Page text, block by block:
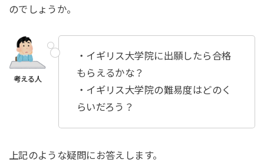
のでしょうか。
・イギリス大学院に出願したら合格
もらえるかな？
・イギリス大学院の難易度はどのく
らいだろう？
上記のような疑問にお答えします。